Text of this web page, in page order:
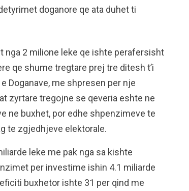
doganore qe ata duhet ti
nga 2 milione leke qe ishte perafersisht
qe shume tregtare prej tre ditesh t’i
Doganave, me shpresen per nje
zyrtare tregojne se qeveria eshte ne
ne buxhet, por edhe shpenzimeve te
te zgjedhjeve elektorale.
leke me pak nga sa kishte
per investime ishin 4.1 miliarde
buxhetor ishte 31 per qind me